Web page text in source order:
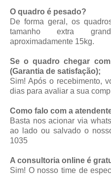
O quadro é pesado?
De forma geral, os
tamanho extra
aproximadamente 15kg.
Se o quadro chegar
(Garantia de satisfação);
Sim! Após o recebimento,
dias para avaliar a sua
Como falo com a
Basta nos acionar via
ao lado ou salvado o
1035
A consultoria online é
Sim! O nosso time de